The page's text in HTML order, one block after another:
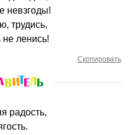
невзгоды!
трудись,
ленись!
Скопировать
радость,